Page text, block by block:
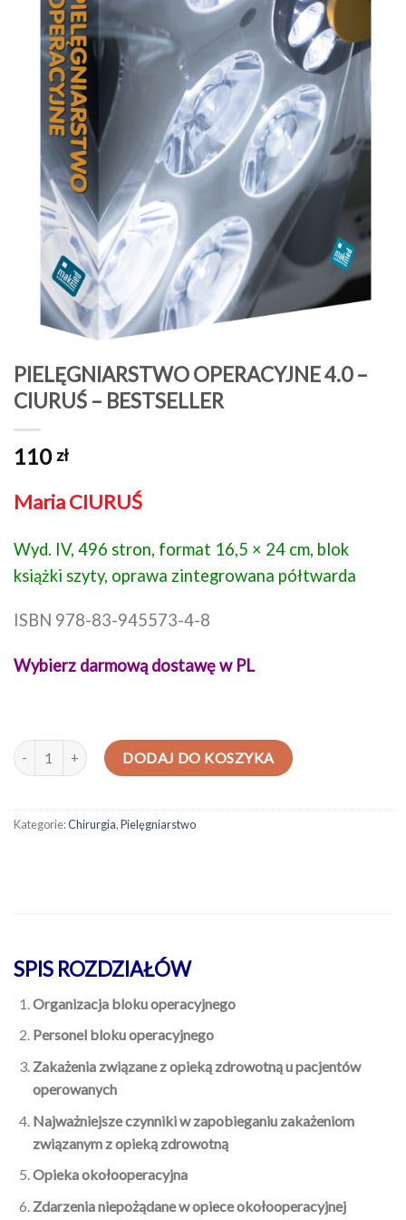
PIELĘGNIARSTWO OPERACYJNE 4.0 –
CIURUŚ – BESTSELLER
110zł
Maria CIURUŚ
Wyd. IV, 496 stron, format 16,5 × 24 cm, blok
książki szyty, oprawa zintegrowana półtwarda
ISBN 978-83-945573-4-8
Wybierz darmową dostawę w PL
ilość PIELĘGNIARSTWO OPERACYJNE 4.0 - CIURUŚ - BESTSELLER
DODAJ DO KOSZYKA
Kategorie:Chirurgia,Pielęgniarstwo
SPIS ROZDZIAŁÓW
Organizacja bloku operacyjnego
Personel bloku operacyjnego
Zakażenia związane z opieką zdrowotną u pacjentów
operowanych
Najważniejsze czynniki w zapobieganiu zakażeniom
związanym z opieką zdrowotną
Opieka okołooperacyjna
Zdarzenia niepożądane w opiece okołooperacyjnej